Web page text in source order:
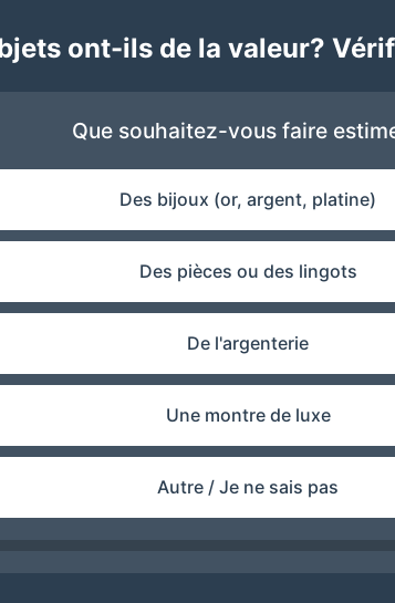
ont-ils de la valeur?
Que souhaitez-vous faire
Des bijoux (or, argent, platine)
Des pièces ou des lingots
De l'argenterie
Une montre de luxe
Autre / Je ne sais pas